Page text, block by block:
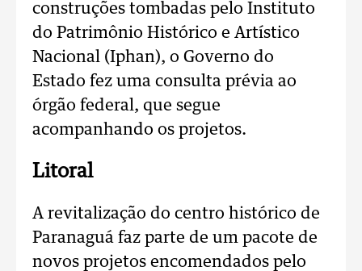
construções tombadas pelo Instituto
do Patrimônio Histórico e Artístico
Nacional (Iphan), o Governo do
Estado fez uma consulta prévia ao
órgão federal, que segue
acompanhando os projetos.
Litoral
A revitalização do centro histórico de
Paranaguá faz parte de um pacote de
novos projetos encomendados pelo